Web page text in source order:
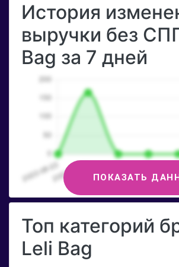
История
выручки без
Bag за 7 дней
ПОКАЗАТЬ
Топ категорий
Leli Bag